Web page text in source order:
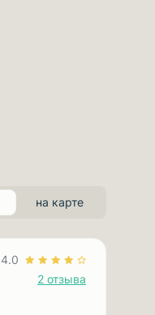
на карте
4.0
2 отзыва